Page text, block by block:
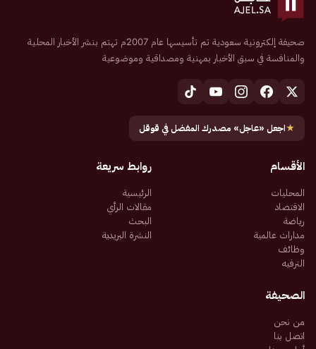
صحيفة إلكترونية سعودية تم تأسيسها عام 2007م تهتم بنشر الأخبار المحلية
والمنافسة في سبق الأخبار بمهنية ومصداقية وموضوعية
★اجعل «عاجل» مصدرك المفضل في قوقل
الأقسام
المحليات
الاقتصاد
رياضة
مدارات عالمية
وظائف
الترفيه
روابط سريعة
الرئيسية
مقالات الرأي
البحث
النشرة البريدية
الصحيفة
من نحن
اتصل بنا